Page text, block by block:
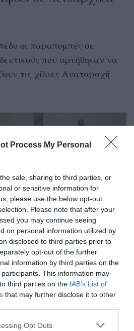
Process My Personal
sale, sharing to third parties, or
or sensitive information for
please use the below opt-out
Please note that after your
you may continue seeing
on personal information utilized by
disclosed to third parties prior to
opt-out of the further
information by third parties on the
participants. This information may
third parties on the IAB’s List of
that may further disclose it to other
Opt Outs
οι παραπομπές σε
που αρνήθηκαν να
τις χίλιες Αναταραχή
Στάσεις
στις αξιολογήσεις
σε καθημερινή βάση,
Μαρτίου το Διοικητικό